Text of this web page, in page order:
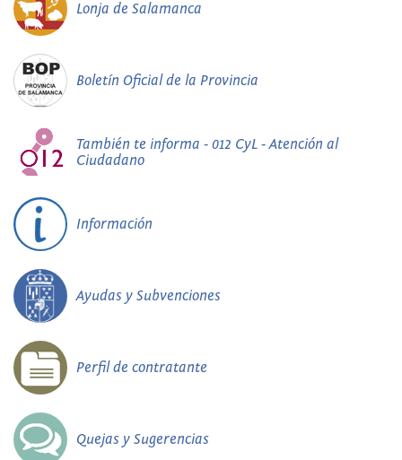
Lonja de Salamanca
Boletín Oficial de la Provincia
También te informa - 012 CyL - Atención al
Ciudadano
Información
Ayudas y Subvenciones
Perfil de contratante
Quejas y Sugerencias